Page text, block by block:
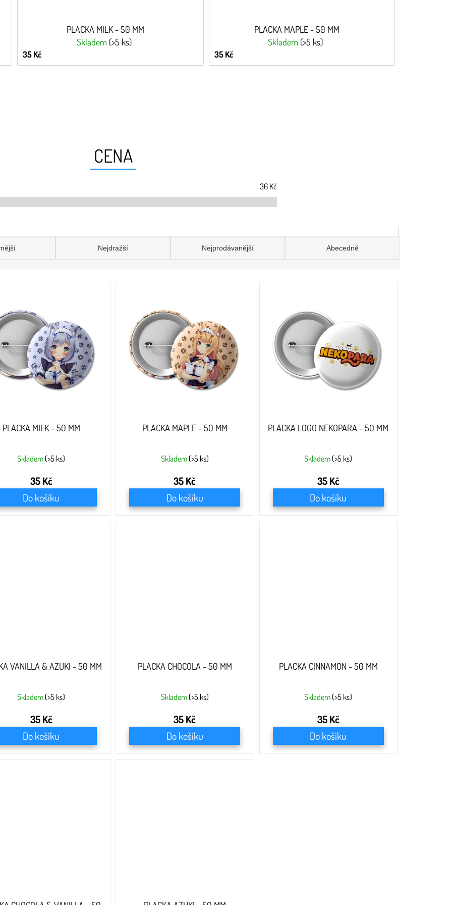
PLACKA MILK - 50 MM
Skladem (>5 ks)
35 Kč
PLACKA MAPLE - 50 MM
Skladem (>5 ks)
35 Kč
CENA
36 Kč
Nejdražší Nejprodávanější Abecedně
PLACKA MILK - 50 MM
Skladem (>5 ks)
35 Kč
Do košíku
PLACKA MAPLE - 50 MM
Skladem (>5 ks)
35 Kč
Do košíku
PLACKA LOGO NEKOPARA - 50 MM
Skladem (>5 ks)
35 Kč
Do košíku
VANILLA & AZUKI - 50 MM
Skladem (>5 ks)
35 Kč
Do košíku
PLACKA CHOCOLA - 50 MM
Skladem (>5 ks)
35 Kč
Do košíku
PLACKA CINNAMON - 50 MM
Skladem (>5 ks)
35 Kč
Do košíku